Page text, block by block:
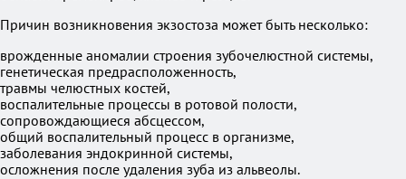
Причин возникновения экзостоза может быть несколько:
врожденные аномалии строения зубочелюстной системы,
генетическая предрасположенность,
травмы челюстных костей,
воспалительные процессы в ротовой полости,
сопровождающиеся абсцессом,
общий воспалительный процесс в организме,
заболевания эндокринной системы,
осложнения после удаления зуба из альвеолы.